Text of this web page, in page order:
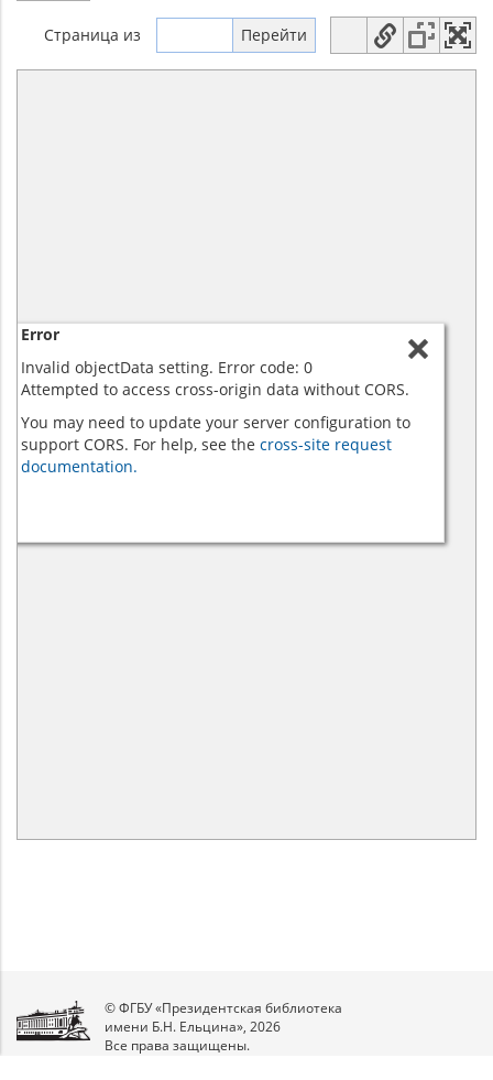
Страница из
Error
Invalid objectData setting. Error code: 0
Attempted to access cross-origin data without CORS.
You may need to update your server configuration to
support CORS. For help, see the cross-site request
documentation.
© ФГБУ «Президентская библиотека
имени Б.Н. Ельцина», 2026
Все права защищены.